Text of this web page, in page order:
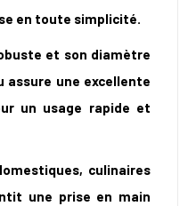
en toute simplicité.
et son diamètre
assure une excellente
un usage rapide et
culinaires
une prise en main